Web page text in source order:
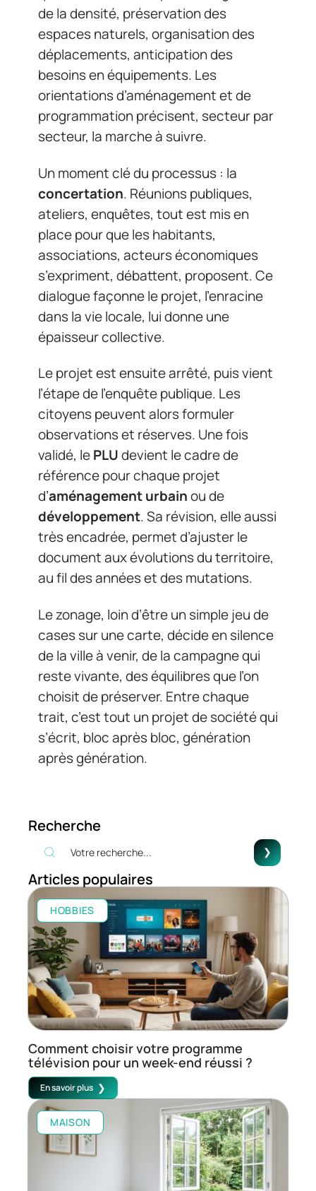
de la densité, préservation des
espaces naturels, organisation des
déplacements, anticipation des
besoins en équipements. Les
orientations d’aménagement et de
programmation précisent, secteur par
secteur, la marche à suivre.
Un moment clé du processus : la
concertation. Réunions publiques,
ateliers, enquêtes, tout est mis en
place pour que les habitants,
associations, acteurs économiques
s’expriment, débattent, proposent. Ce
dialogue façonne le projet, l’enracine
dans la vie locale, lui donne une
épaisseur collective.
Le projet est ensuite arrêté, puis vient
l’étape de l’enquête publique. Les
citoyens peuvent alors formuler
observations et réserves. Une fois
validé, lePLUdevient le cadre de
référence pour chaque projet
d’aménagement urbainou de
développement. Sa révision, elle aussi
très encadrée, permet d’ajuster le
document aux évolutions du territoire,
au fil des années et des mutations.
Le zonage, loin d’être un simple jeu de
cases sur une carte, décide en silence
de la ville à venir, de la campagne qui
reste vivante, des équilibres que l’on
choisit de préserver. Entre chaque
trait, c’est tout un projet de société qui
s’écrit, bloc après bloc, génération
après génération.
Recherche
Articles populaires
HOBBIES
Comment choisir votre programme
télévision pour un week-end réussi ?
En savoir plus
MAISON